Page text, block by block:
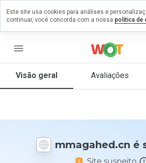
menu
Visão geral Avaliações
mmagahed.cn é
um
que
Este site usa cookies para análises e
continuar, você concorda com a nossa política de